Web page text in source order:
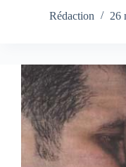
Rédaction
26